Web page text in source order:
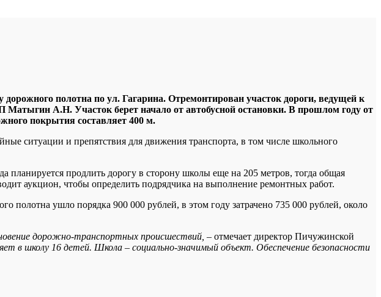
полотна по ул. Гагарина. Отремонтирован участок дороги, ведущей к
А.Н. Участок берет начало от автобусной остановки. В прошлом году от
покрытия составляет 400 м.
ситуации и препятствия для движения транспорта, в том числе школьного
планируется продлить дорогу в сторону школы еще на 205 метров, тогда общая
аукцион, чтобы определить подрядчика на выполнение ремонтных работ.
полотна ушло порядка 900 000 рублей, в этом году затрачено 735 000 рублей, около
дорожно-транспортных происшествий, – отмечает директор Пичужинской
в школу 16 детей. Школа – социально-значимый объект. Обеспечение безопасности